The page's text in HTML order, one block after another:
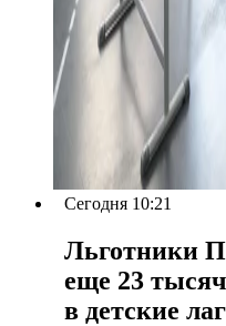
Сегодня 10:21
Льготники
еще 23
в детские